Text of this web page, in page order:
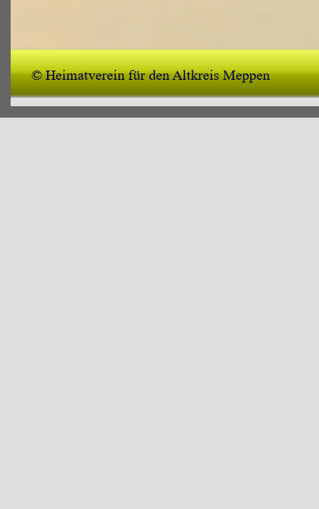
© Heimatverein für den Altkreis Meppen